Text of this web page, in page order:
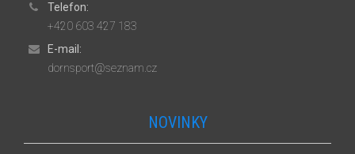
Telefon:
+420 603 427 183
E-mail:
dornsport@seznam.cz
NOVINKY